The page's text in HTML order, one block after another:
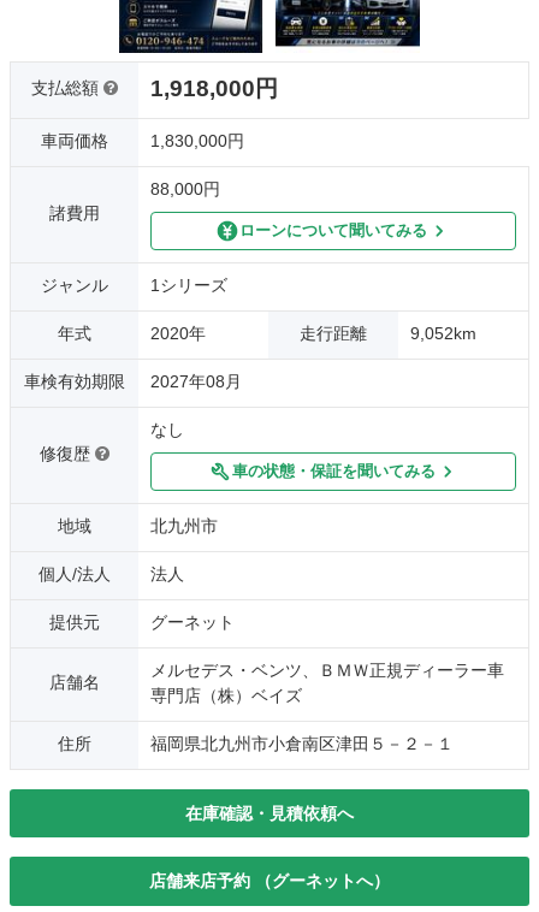
支払総額 1,918,000円
車両価格 1,830,000円
諸費用
88,000円
ローンについて聞いてみる
ジャンル 1シリーズ
年式 2020年 走行距離 9,052km
車検有効期限 2027年08月
修復歴
なし
車の状態・保証を聞いてみる
地域 北九州市
個人/法人 法人
提供元 グーネット
店舗名
メルセデス・ベンツ、ＢＭＷ正規ディーラー車
専門店（株）ベイズ
住所 福岡県北九州市小倉南区津田５－２－１
在庫確認・見積依頼へ
店舗来店予約 （グーネットへ）